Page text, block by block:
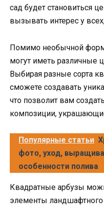
сад будет становиться
вызывать интерес у
Помимо необычной
могут иметь различные
Выбирая разные сорта
сможете создавать
что позволит вам
композиции,
Популярные статьи
фото, уход,
особенности полива
Квадратные арбузы
элементы